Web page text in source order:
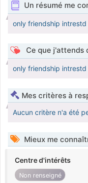
Un résumé me
only friendship intrestd
Ce que j'attends
only friendship intrestd
Mes critères à
Aucun critère n'a été
Mieux me
Centre d'intérêts
Non renseigné